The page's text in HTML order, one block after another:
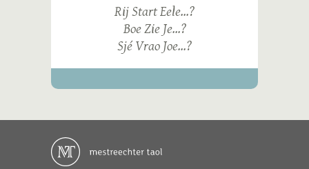
Rij Start Eele...?
Boe Zie Je...?
Sjé Vrao Joe...?